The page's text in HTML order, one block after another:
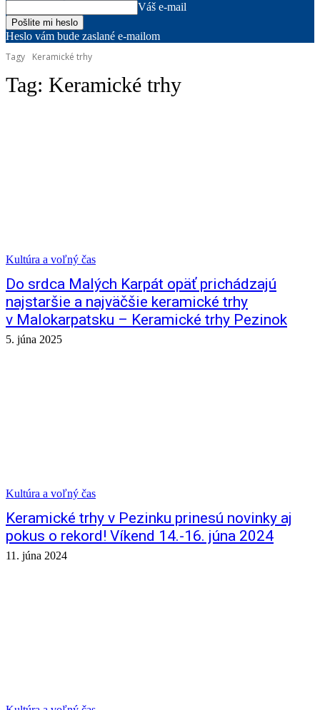
Váš e-mail
Heslo vám bude zaslané e-mailom
Tagy
Keramické trhy
Tag: Keramické trhy
Kultúra a voľný čas
Do srdca Malých Karpát opäť prichádzajú
najstaršie a najväčšie keramické trhy
v Malokarpatsku – Keramické trhy Pezinok
5. júna 2025
Kultúra a voľný čas
Keramické trhy v Pezinku prinesú novinky aj
pokus o rekord! Víkend 14.-16. júna 2024
11. júna 2024